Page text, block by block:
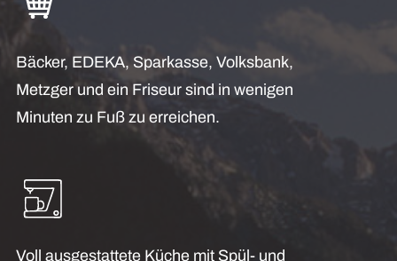
Bäcker, EDEKA, Sparkasse, Volksbank,
Metzger und ein Friseur sind in wenigen
Minuten zu Fuß zu erreichen.
Voll ausgestattete Küche mit Spül- und